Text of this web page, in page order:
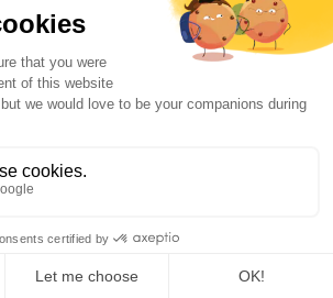
LANGUES
Français
English
Tous droits réservés.